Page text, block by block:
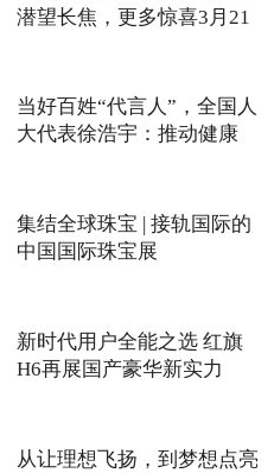
潜望长焦，更多惊喜3月21
当好百姓“代言人”，全国人
大代表徐浩宇：推动健康
集结全球珠宝 | 接轨国际的
中国国际珠宝展
新时代用户全能之选 红旗
H6再展国产豪华新实力
从让理想飞扬，到梦想点亮